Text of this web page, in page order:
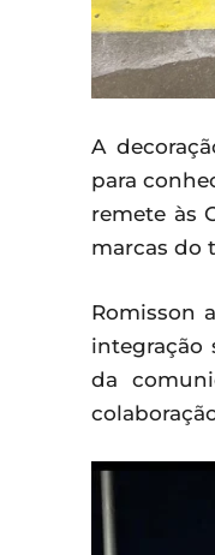
A
para
remete às
marcas do
Romisson
integração
da